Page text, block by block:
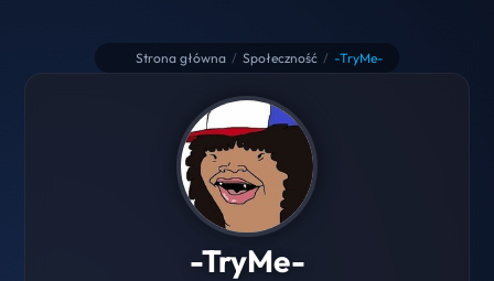
Strona główna / Społeczność / -TryMe-
-TryMe-